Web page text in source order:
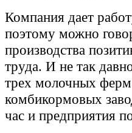
Компания дает
поэтому можно
производства
труда. И не так
трех молочных
комбикормовых
час и предприятия